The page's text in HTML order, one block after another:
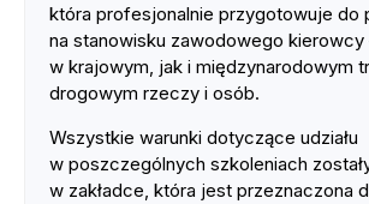
która profesjonalnie przygotowuje do
na stanowisku zawodowego kierowcy
w krajowym, jak i międzynarodowym
drogowym rzeczy i osób.
Wszystkie warunki dotyczące udziału
w poszczególnych szkoleniach
w zakładce, która jest przeznaczona